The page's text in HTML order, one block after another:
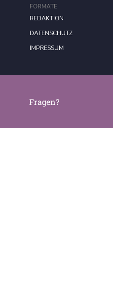
Fragen?
FORMATE
REDAKTION
DATENSCHUTZ
IMPRESSUM